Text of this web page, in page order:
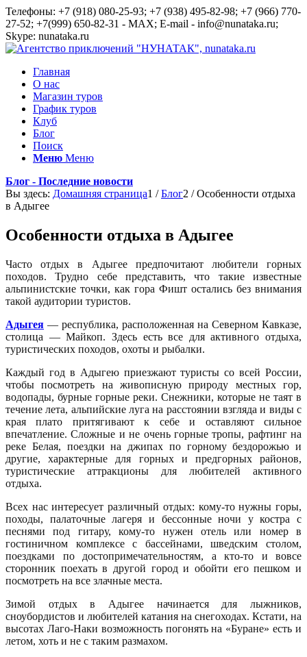
Телефоны: +7 (918) 080-25-93; +7 (938) 495-82-98; +7 (966) 770-
27-52; +7(999) 650-82-31 - MAX; E-mail - info@nunataka.ru;
Skype: nunataka.ru
Главная
О нас
Магазин туров
График туров
Клуб
Блог
Поиск
Меню Меню
Блог - Последние новости
Вы здесь: Домашняя страница1 / Блог2 / Особенности отдыха
в Адыгее
Особенности отдыха в Адыгее
Часто отдых в Адыгее предпочитают любители горных
походов. Трудно себе представить, что такие известные
альпинистские точки, как гора Фишт остались без внимания
такой аудитории туристов.
Адыгея — республика, расположенная на Северном Кавказе,
столица — Майкоп. Здесь есть все для активного отдыха,
туристических походов, охоты и рыбалки.
Каждый год в Адыгею приезжают туристы со всей России,
чтобы посмотреть на живописную природу местных гор,
водопады, бурные горные реки. Снежники, которые не таят в
течение лета, альпийские луга на расстоянии взгляда и виды с
края плато притягивают к себе и оставляют сильное
впечатление. Сложные и не очень горные тропы, рафтинг на
реке Белая, поездки на джипах по горному бездорожью и
другие, характерные для горных и предгорных районов,
туристические аттракционы для любителей активного
отдыха.
Всех нас интересует различный отдых: кому-то нужны горы,
походы, палаточные лагеря и бессонные ночи у костра с
песнями под гитару, кому-то нужен отель или номер в
гостиничном комплексе с бассейнами, шведским столом,
поездками по достопримечательностям, а кто-то и вовсе
сторонник поехать в другой город и обойти его пешком и
посмотреть на все злачные места.
Зимой отдых в Адыгее начинается для лыжников,
сноубордистов и любителей катания на снегоходах. Кстати, на
высотах Лаго-Наки возможность погонять на «Буране» есть и
летом, хоть и не с таким размахом.